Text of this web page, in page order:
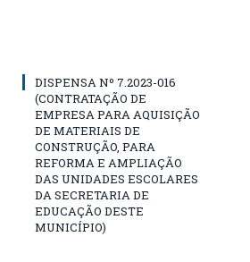
DISPENSA Nº 7.2023-016
(CONTRATAÇÃO DE
EMPRESA PARA AQUISIÇÃO
DE MATERIAIS DE
CONSTRUÇÃO, PARA
REFORMA E AMPLIAÇÃO
DAS UNIDADES ESCOLARES
DA SECRETARIA DE
EDUCAÇÃO DESTE
MUNICÍPIO)